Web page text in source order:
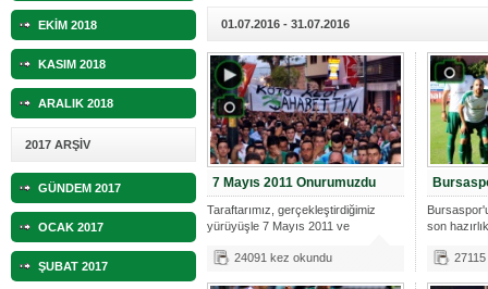
EKİM 2018
KASIM 2018
ARALIK 2018
2017 ARŞİV
GÜNDEM 2017
OCAK 2017
ŞUBAT 2017
01.07.2016 - 31.07.2016
7 Mayıs 2011 Onurumuzdu
Taraftarımız, gerçekleştirdiğimiz
yürüyüşle 7 Mayıs 2011 ve
24091 kez okundu
son